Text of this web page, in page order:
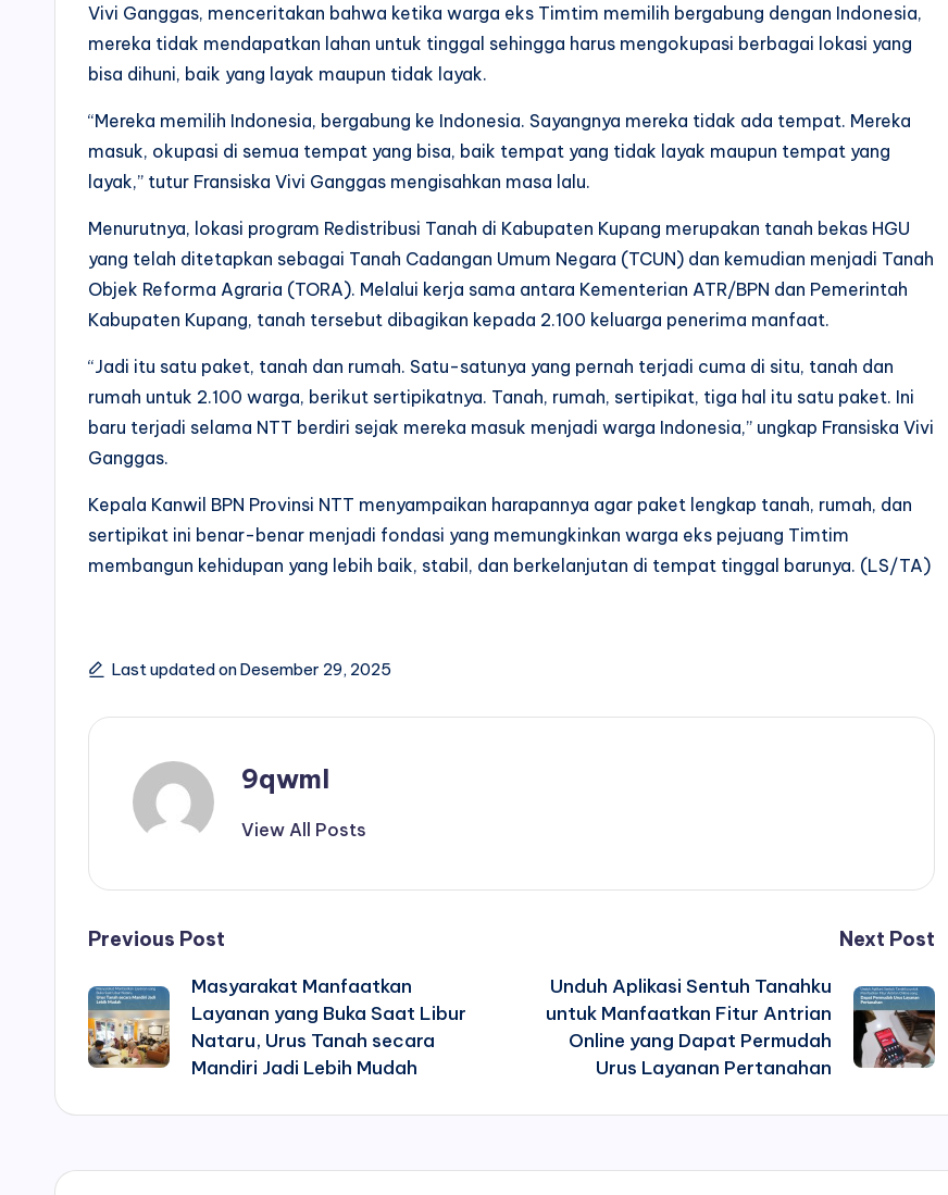
Vivi Ganggas, menceritakan bahwa ketika warga eks Timtim memilih bergabung dengan Indonesia,
mereka tidak mendapatkan lahan untuk tinggal sehingga harus mengokupasi berbagai lokasi yang
bisa dihuni, baik yang layak maupun tidak layak.
“Mereka memilih Indonesia, bergabung ke Indonesia. Sayangnya mereka tidak ada tempat. Mereka
masuk, okupasi di semua tempat yang bisa, baik tempat yang tidak layak maupun tempat yang
layak,” tutur Fransiska Vivi Ganggas mengisahkan masa lalu.
Menurutnya, lokasi program Redistribusi Tanah di Kabupaten Kupang merupakan tanah bekas HGU
yang telah ditetapkan sebagai Tanah Cadangan Umum Negara (TCUN) dan kemudian menjadi Tanah
Objek Reforma Agraria (TORA). Melalui kerja sama antara Kementerian ATR/BPN dan Pemerintah
Kabupaten Kupang, tanah tersebut dibagikan kepada 2.100 keluarga penerima manfaat.
“Jadi itu satu paket, tanah dan rumah. Satu-satunya yang pernah terjadi cuma di situ, tanah dan
rumah untuk 2.100 warga, berikut sertipikatnya. Tanah, rumah, sertipikat, tiga hal itu satu paket. Ini
baru terjadi selama NTT berdiri sejak mereka masuk menjadi warga Indonesia,” ungkap Fransiska Vivi
Ganggas.
Kepala Kanwil BPN Provinsi NTT menyampaikan harapannya agar paket lengkap tanah, rumah, dan
sertipikat ini benar-benar menjadi fondasi yang memungkinkan warga eks pejuang Timtim
membangun kehidupan yang lebih baik, stabil, dan berkelanjutan di tempat tinggal barunya. (LS/TA)
Last updated on Desember 29, 2025
9qwml
View All Posts
Post
navigation
Previous Post
Masyarakat Manfaatkan
Layanan yang Buka Saat Libur
Nataru, Urus Tanah secara
Mandiri Jadi Lebih Mudah
Next Post
Unduh Aplikasi Sentuh Tanahku
untuk Manfaatkan Fitur Antrian
Online yang Dapat Permudah
Urus Layanan Pertanahan